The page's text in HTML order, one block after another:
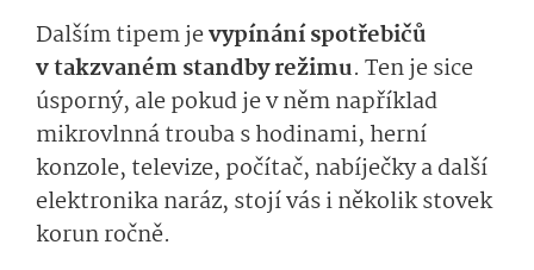
Dalším tipem jevypínání spotřebičů
v takzvaném standby režimu. Ten je sice
úsporný, ale pokud je v něm například
mikrovlnná trouba s hodinami, herní
konzole, televize, počítač, nabíječky a další
elektronika naráz, stojí vás i několik stovek
korun ročně.